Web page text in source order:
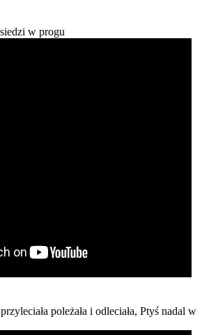
w progu
poleżała i odleciała, Ptyś nadal w